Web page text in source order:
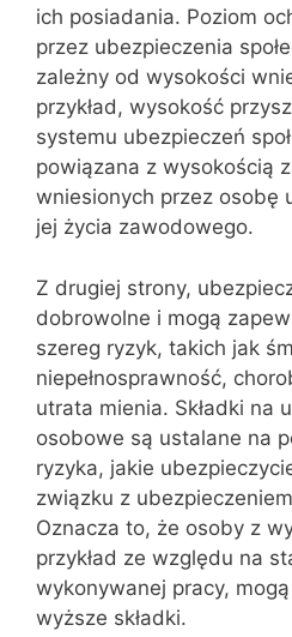
ich posiadania. Poziom
przez ubezpieczenia
zależny od wysokości
przykład, wysokość
systemu ubezpieczeń
powiązana z wysokością
wniesionych przez osobę
jej życia zawodowego.
Z drugiej strony,
dobrowolne i mogą
szereg ryzyk, takich jak
niepełnosprawność,
utrata mienia. Składki na
osobowe są ustalane na
ryzyka, jakie
związku z
Oznacza to, że osoby z
przykład ze względu na
wykonywanej pracy, mogą
wyższe składki.